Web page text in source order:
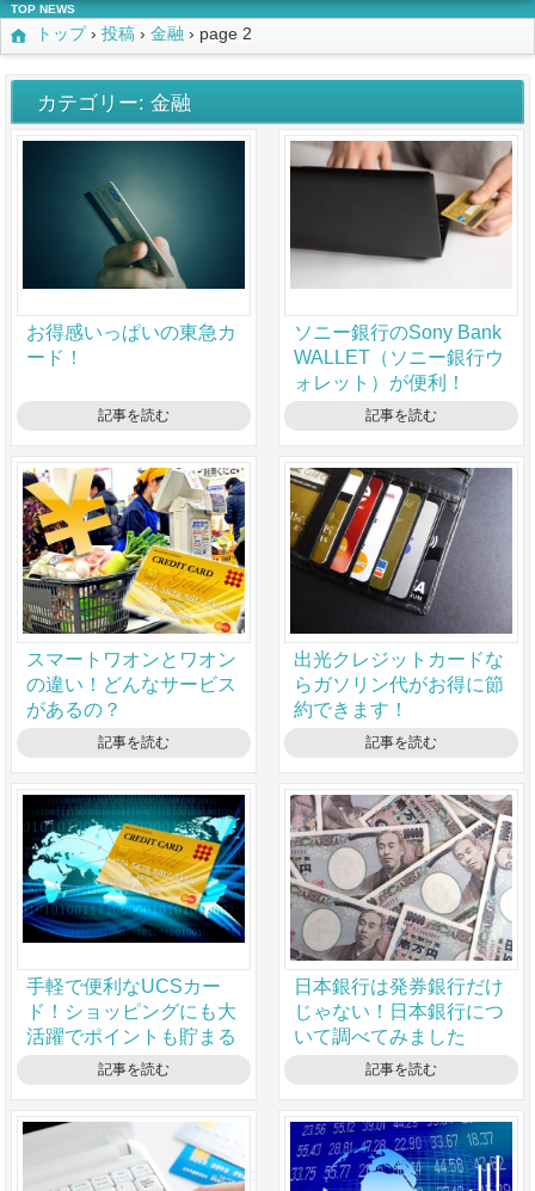
TOP NEWS
トップ› 投稿 › 金融 › page 2
カテゴリー: 金融
お得感いっぱいの東急カ
ード！
記事を読む
ソニー銀行のSony Bank
WALLET（ソニー銀行ウ
ォレット）が便利！
記事を読む
スマートワオンとワオン
の違い！どんなサービス
があるの？
記事を読む
出光クレジットカードな
らガソリン代がお得に節
約できます！
記事を読む
手軽で便利なUCSカー
ド！ショッピングにも大
活躍でポイントも貯まる
記事を読む
日本銀行は発券銀行だけ
じゃない！日本銀行につ
いて調べてみました
記事を読む